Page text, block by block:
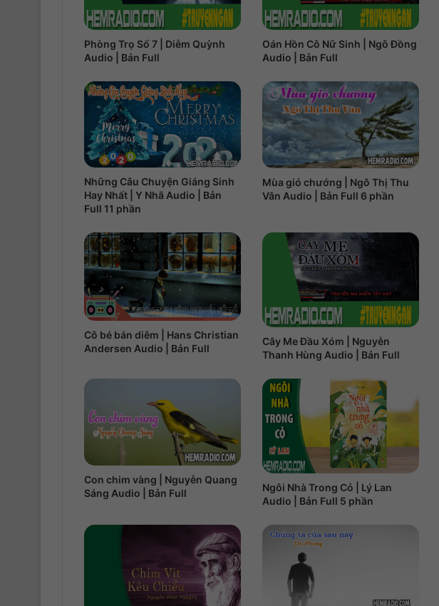
Phòng Trọ Số 7 | Diễm Quỳnh
Audio | Bản Full
Oán Hồn Cô Nữ Sinh | Ngô Đồng
Audio | Bản Full
Những Câu Chuyện Giáng Sinh
Hay Nhất | Y Nhã Audio | Bản
Full 11 phần
Mùa gió chướng | Ngô Thị Thu
Vân Audio | Bản Full 6 phần
Cô bé bán diêm | Hans Christian
Andersen Audio | Bản Full
Cây Me Đầu Xóm | Nguyễn
Thanh Hùng Audio | Bản Full
Con chim vàng | Nguyễn Quang
Sáng Audio | Bản Full
Ngôi Nhà Trong Cỏ | Lý Lan
Audio | Bản Full 5 phần